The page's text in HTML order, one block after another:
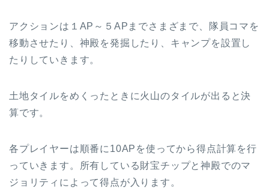
アクションは１AP～５APまでさまざまで、隊員コマを
移動させたり、神殿を発掘したり、キャンプを設置し
たりしていきます。
土地タイルをめくったときに火山のタイルが出ると決
算です。
各プレイヤーは順番に10APを使ってから得点計算を行
っていきます。所有している財宝チップと神殿でのマ
ジョリティによって得点が入ります。